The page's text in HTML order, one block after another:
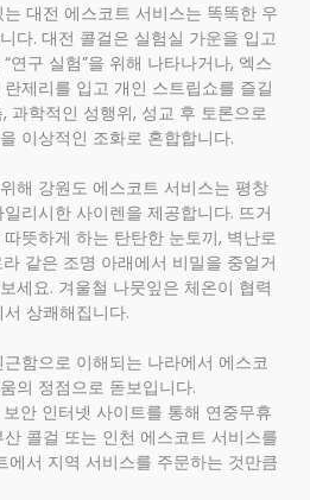
대전 에스코트 서비스는 똑똑한 우
다. 대전 콜걸은 실험실 가운을 입고
연구 실험”을 위해 나타나거나, 엑스
제리를 입고 개인 스트립쇼를 즐길
과학적인 성행위, 성교 후 토론으로
이상적인 조화로 혼합합니다.
해 강원도 에스코트 서비스는 평창
리시한 사이렌을 제공합니다. 뜨거
뜻하게 하는 탄탄한 눈토끼, 벽난로
같은 조명 아래에서 비밀을 중얼거
세요. 겨울철 나뭇잎은 체온이 협력
상쾌해집니다.
함으로 이해되는 나라에서 에스코
의 정점으로 돋보입니다.
안 인터넷 사이트를 통해 연중무휴
콜걸 또는 인천 에스코트 서비스를
에서 지역 서비스를 주문하는 것만큼